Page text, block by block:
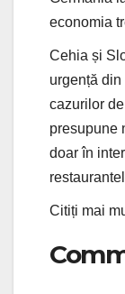
economia
Cehia și
urgență
cazurilor
presupune
doar în
Citiți mai